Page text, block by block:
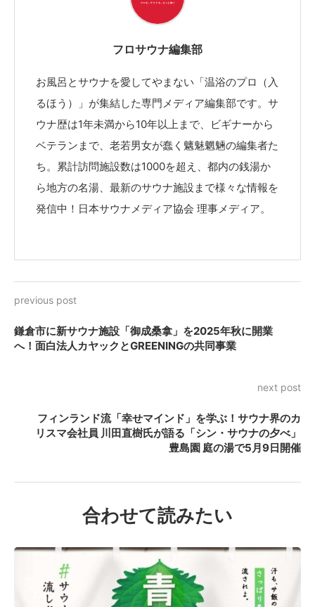
フロサウナ編集部
お風呂とサウナを愛してやまない「温浴のプロ（入
るほう）」が集結した専門メディア編集部です。サ
ウナ歴は1年未満から10年以上まで、ビギナーから
ベテランまで、老若男女が蠢く魑魅魍魎の編集者た
ち。累計訪問施設数は1000を超え、都内の銭湯か
ら地方の名湯、最新のサウナ施設まで様々な情報を
発信中！日本サウナメディア協会 理事メディア。
previous post
鎌倉市に新サウナ施設「御成桑拿」を2025年秋に開業
へ！面白法人カヤックとGREENINGの共同事業
next post
フィンランド流「幸せマインド」を学ぶ！サウナ界のカ
リスマ会社員 川田直樹氏が語る「シン・サウナの夕べ」
豊島園 庭の湯で5月9日開催
合わせて読みたい